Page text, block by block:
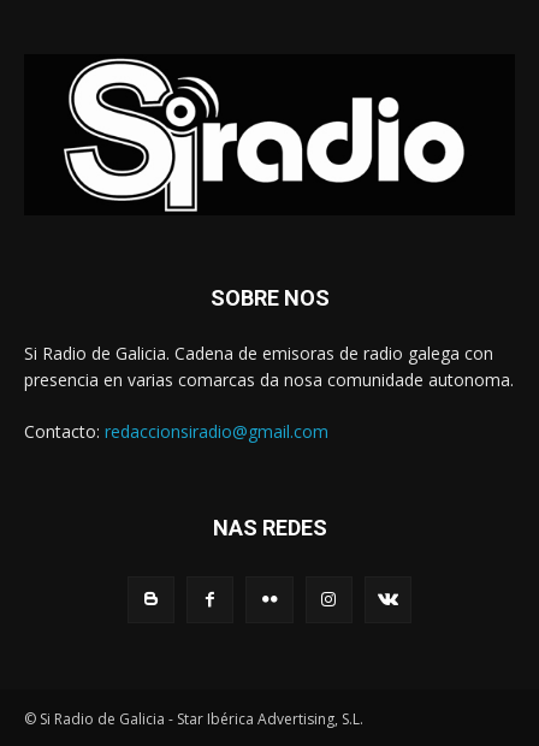
SOBRE NOS
Si Radio de Galicia. Cadena de emisoras de radio galega con
presencia en varias comarcas da nosa comunidade autonoma.
Contacto: redaccionsiradio@gmail.com
NAS REDES
© Si Radio de Galicia - Star Ibérica Advertising, S.L.